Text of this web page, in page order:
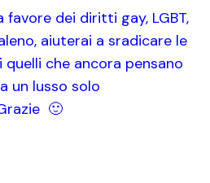
favore dei diritti gay, LGBT,
aiuterai a sradicare le
che ancora pensano
un lusso solo
🙂